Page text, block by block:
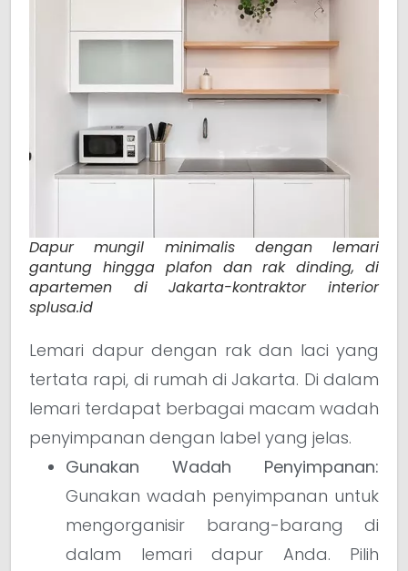
Dapur mungil minimalis dengan lemari
gantung hingga plafon dan rak dinding, di
apartemen di Jakarta-kontraktor interior
splusa.id
Lemari dapur dengan rak dan laci yang
tertata rapi, di rumah di Jakarta. Di dalam
lemari terdapat berbagai macam wadah
penyimpanan dengan label yang jelas.
Gunakan Wadah Penyimpanan:
Gunakan wadah penyimpanan untuk
mengorganisir barang-barang di
dalam lemari dapur Anda. Pilih